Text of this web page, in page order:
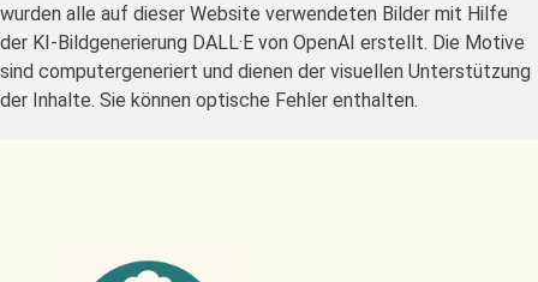
wurden alle auf dieser Website verwendeten Bilder mit Hilfe
der KI-Bildgenerierung DALL·E von OpenAI erstellt. Die Motive
sind computergeneriert und dienen der visuellen Unterstützung
der Inhalte. Sie können optische Fehler enthalten.